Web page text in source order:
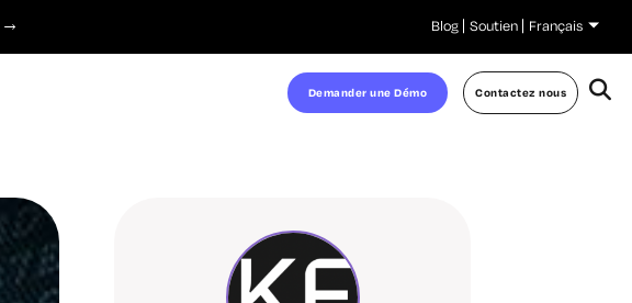
Blog Soutien Français
Demander une Démo Contactez nous